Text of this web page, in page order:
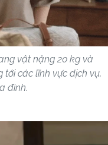
vật nặng 20 kg và
tới các lĩnh vực dịch vụ,
đình.